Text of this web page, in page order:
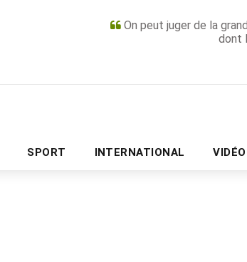
On peut juger de la
dont
SPORT INTERNATIONAL
PUBLICITÉ